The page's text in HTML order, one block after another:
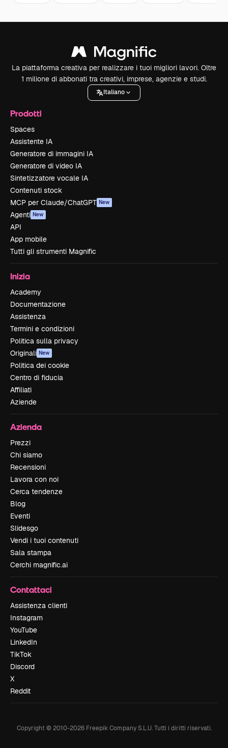
La piattaforma creativa per realizzare i tuoi migliori lavori. Oltre
1 milione di abbonati tra creativi, imprese, agenzie e studi.
Italiano
Prodotti
Spaces
Assistente IA
Generatore di immagini IA
Generatore di video IA
Sintetizzatore vocale IA
Contenuti stock
MCP per Claude/ChatGPT New
Agenti New
API
App mobile
Tutti gli strumenti Magnific
Inizia
Academy
Documentazione
Assistenza
Termini e condizioni
Politica sulla privacy
Originali New
Politica dei cookie
Centro di fiducia
Affiliati
Aziende
Azienda
Prezzi
Chi siamo
Recensioni
Lavora con noi
Cerca tendenze
Blog
Eventi
Slidesgo
Vendi i tuoi contenuti
Sala stampa
Cerchi magnific.ai
Contattaci
Assistenza clienti
Instagram
YouTube
LinkedIn
TikTok
Discord
X
Reddit
Copyright © 2010-2026Freepik Company S.L.U. Tutti i diritti riservati.